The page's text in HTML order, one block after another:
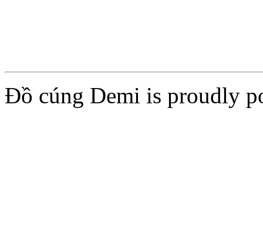
Đồ cúng Demi is proudly